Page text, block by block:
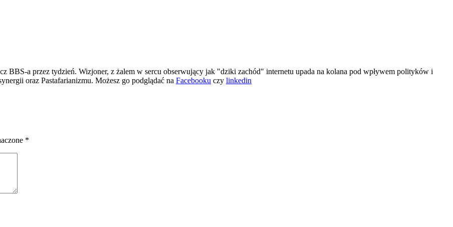
BBS-a przez tydzień. Wizjoner, z żalem w sercu obserwujący jak "dziki zachód" internetu upada na kolana pod wpływem polityków i
oraz Pastafarianizmu. Możesz go podglądać na Facebooku czy linkedin
*